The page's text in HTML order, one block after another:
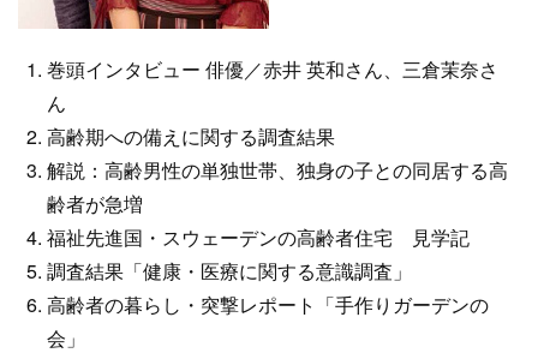
巻頭インタビュー 俳優／赤井 英和さん、三倉茉奈さ
ん
高齢期への備えに関する調査結果
解説：高齢男性の単独世帯、独身の子との同居する高
齢者が急増
福祉先進国・スウェーデンの高齢者住宅 見学記
調査結果「健康・医療に関する意識調査」
高齢者の暮らし・突撃レポート「手作りガーデンの
会」